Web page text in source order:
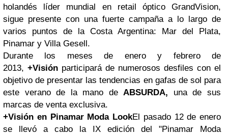
holandés líder mundial en retail óptico GrandVision,
sigue presente con una fuerte campaña a lo largo de
varios puntos de la Costa Argentina: Mar del Plata,
Pinamar y Villa Gesell.
Durante los meses de enero y febrero de
2013, +Visión participará de numerosos desfiles con el
objetivo de presentar las tendencias en gafas de sol para
este verano de la mano deABSURDA, una de sus
marcas de venta exclusiva.
+Visión en Pinamar Moda LookEl pasado 12 de enero
se llevó a cabo la IX edición del "Pinamar Moda